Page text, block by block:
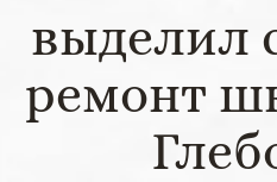
выделил
ремонт